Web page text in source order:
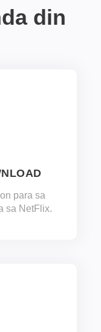
din
para sa
sa NetFlix.